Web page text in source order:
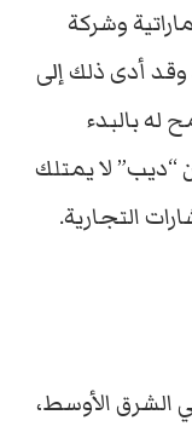
وشركة
خاصة أنشئت عام 2014، وقد أدى ذلك إلى
له بالبدء
“ديب” لا يمتلك
التجارية.
الشرق الأوسط،